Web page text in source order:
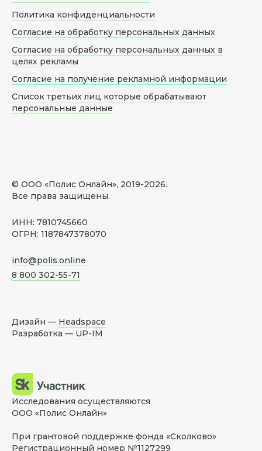
© ООО «Полис Онлайн», 2019-2026.
Все права защищены.
ИНН: 7810745660
ОГРН: 1187847378070
info@polis.online
8 800 302-55-71
Политика конфиденциальности
Согласие на обработку персональных данных
Согласие на обработку персональных данных в
целях рекламы
Согласие на получение рекламной информации
Список третьих лиц которые обрабатывают
персональные данные
Дизайн — Headspace
Разработка — UP-IM
Исследования осуществляются
ООО «Полис Онлайн»
При грантовой поддержке фонда «Сколково»
Регистрационный номер №1127299